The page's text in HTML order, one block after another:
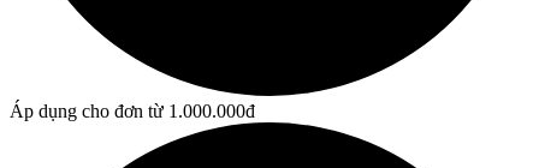
Áp dụng cho đơn từ 1.000.000đ